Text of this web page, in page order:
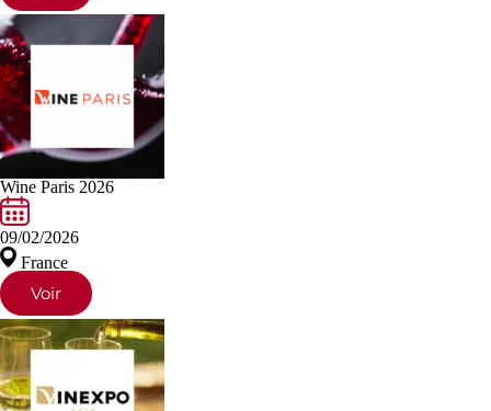
Wine Paris 2026
09/02/2026
France
Voir